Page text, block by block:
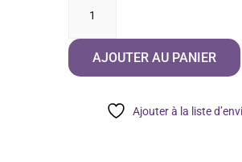
Coran
HafsAJOUTER AU PANIER
Ajouter à la liste